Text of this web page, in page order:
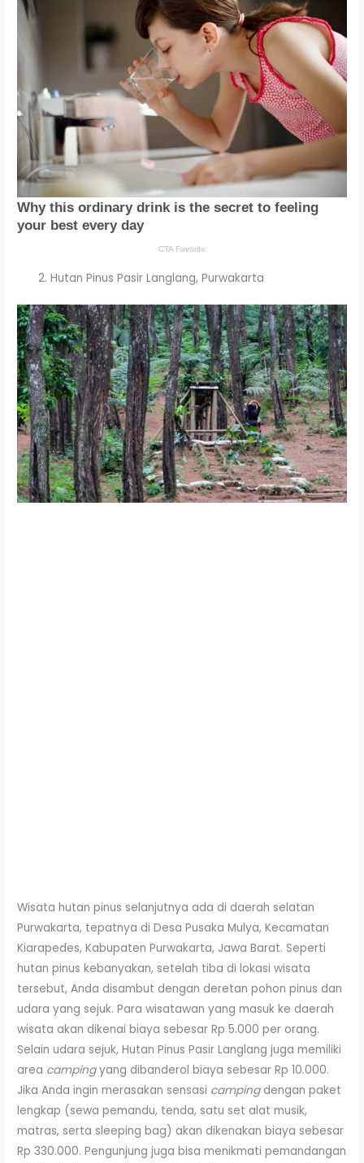
Hutan Pinus Pasir Langlang, Purwakarta
Wisata hutan pinus selanjutnya ada di daerah selatan
Purwakarta, tepatnya di Desa Pusaka Mulya, Kecamatan
Kiarapedes, Kabupaten Purwakarta, Jawa Barat. Seperti
hutan pinus kebanyakan, setelah tiba di lokasi wisata
tersebut, Anda disambut dengan deretan pohon pinus dan
udara yang sejuk. Para wisatawan yang masuk ke daerah
wisata akan dikenai biaya sebesar Rp 5.000 per orang.
Selain udara sejuk, Hutan Pinus Pasir Langlang juga memiliki
area campingyang dibanderol biaya sebesar Rp 10.000.
Jika Anda ingin merasakan sensasi campingdengan paket
lengkap (sewa pemandu, tenda, satu set alat musik,
matras, serta sleeping bag) akan dikenakan biaya sebesar
Rp 330.000. Pengunjung juga bisa menikmati pemandangan